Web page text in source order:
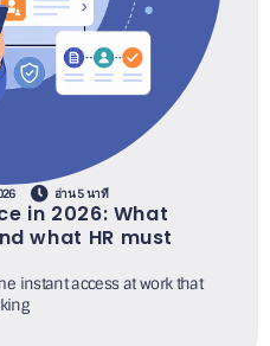
อ่าน 5 นาที
in 2026: What
what HR must
instant access at work that